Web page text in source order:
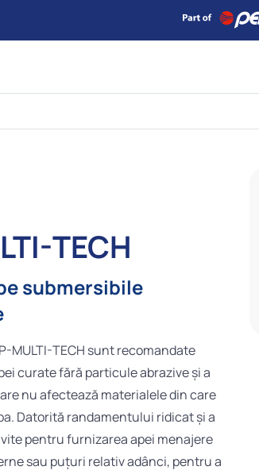
TECH
submersibile
MULTI-TECH sunt recomandate
curate fără particule abrazive și a
nu afectează materialele din care
Datorită randamentului ridicat și a
pentru furnizarea apei menajere
sau puțuri relativ adânci, pentru a